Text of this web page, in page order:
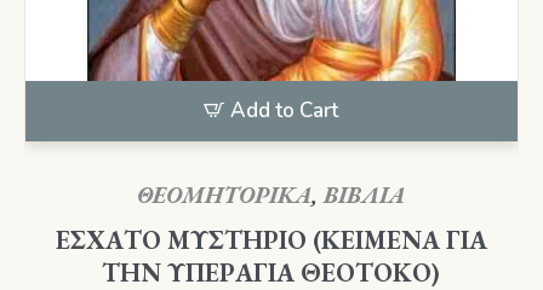
Add to Cart
ΘΕΟΜΗΤΟΡΙΚΑ,ΒΙΒΛΙΑ
ΕΣΧΑΤΟ ΜΥΣΤΗΡΙΟ (ΚΕΙΜΕΝΑ ΓΙΑ
ΤΗΝ ΥΠΕΡΑΓΙΑ ΘΕΟΤΟΚΟ)